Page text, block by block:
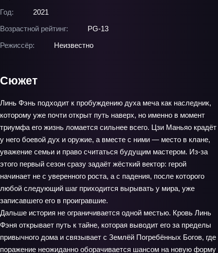
Год:
2021
Возрастной рейтинг:
PG-13
Режиссёр:
Неизвестно
Сюжет
Линь Фэнь подходит к пробуждению духа меча как наследник,
которому уже почти открыт путь наверх, но именно в момент
триумфа его жизнь ломается сильнее всего. Цзи Маньяо крадёт
у него боевой дух и оружие, а вместе с ними — место в клане,
уважение семьи и право считаться будущим мастером. Из-за
этого первый сезон сразу задаёт жёсткий вектор: герой
начинает не с уверенного роста, а с падения, после которого
любой следующий шаг приходится вырывать у мира, уже
записавшего его в проигравшие.
Дальше история не ограничивается одной местью. Кровь Линь
Фэня открывает путь к тайне, которая выводит его за пределы
привычного дома и связывает с Землёй Погребённых Богов, где
поражение неожиданно оборачивается шансом на новую форму